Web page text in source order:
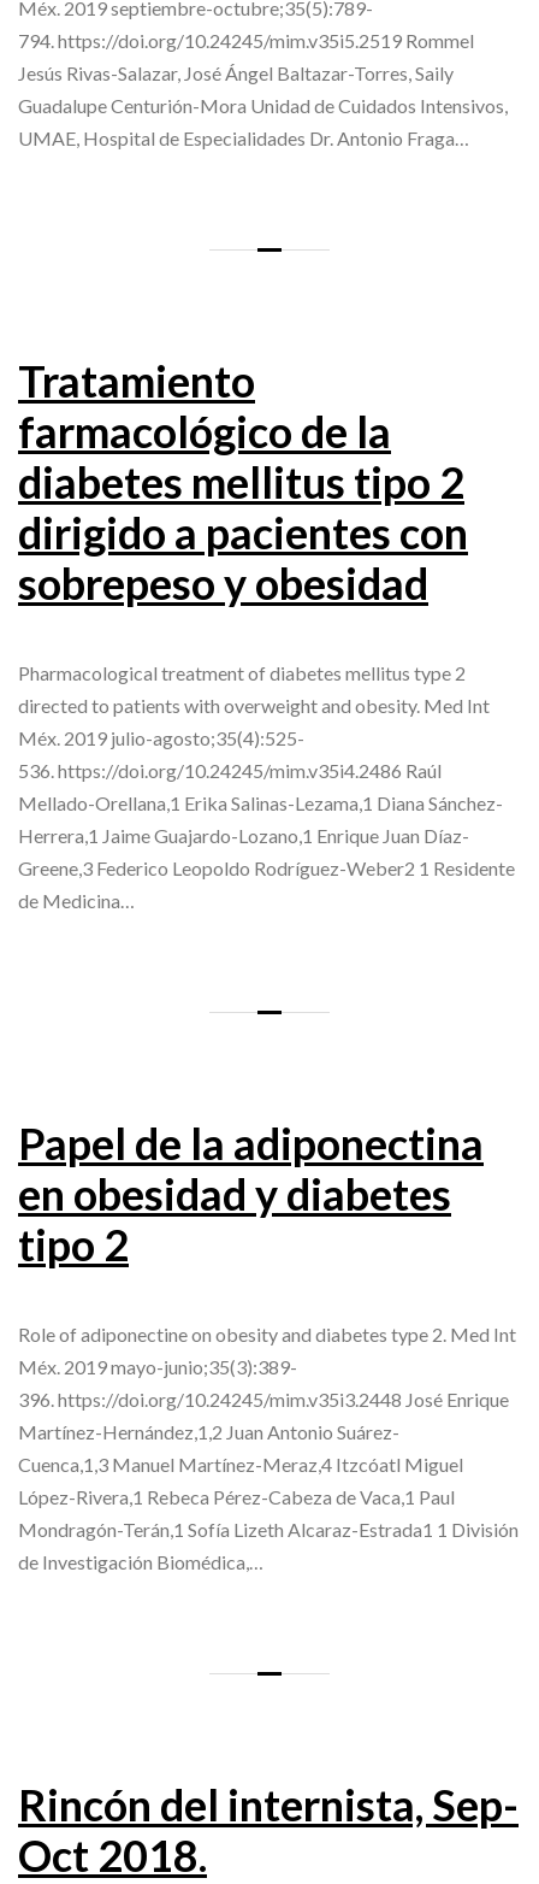
Méx. 2019 septiembre-octubre;35(5):789-
794. https://doi.org/10.24245/mim.v35i5.2519 Rommel
Jesús Rivas-Salazar, José Ángel Baltazar-Torres, Saily
Guadalupe Centurión-Mora Unidad de Cuidados Intensivos,
UMAE, Hospital de Especialidades Dr. Antonio Fraga…
Tratamiento
farmacológico de la
diabetes mellitus tipo 2
dirigido a pacientes con
sobrepeso y obesidad
Pharmacological treatment of diabetes mellitus type 2
directed to patients with overweight and obesity. Med Int
Méx. 2019 julio-agosto;35(4):525-
536. https://doi.org/10.24245/mim.v35i4.2486 Raúl
Mellado-Orellana,1 Erika Salinas-Lezama,1 Diana Sánchez-
Herrera,1 Jaime Guajardo-Lozano,1 Enrique Juan Díaz-
Greene,3 Federico Leopoldo Rodríguez-Weber2 1 Residente
de Medicina…
Papel de la adiponectina
en obesidad y diabetes
tipo 2
Role of adiponectine on obesity and diabetes type 2. Med Int
Méx. 2019 mayo-junio;35(3):389-
396. https://doi.org/10.24245/mim.v35i3.2448 José Enrique
Martínez-Hernández,1,2 Juan Antonio Suárez-
Cuenca,1,3 Manuel Martínez-Meraz,4 Itzcóatl Miguel
López-Rivera,1 Rebeca Pérez-Cabeza de Vaca,1 Paul
Mondragón-Terán,1 Sofía Lizeth Alcaraz-Estrada1 1 División
de Investigación Biomédica,…
Rincón del internista, Sep-
Oct 2018.